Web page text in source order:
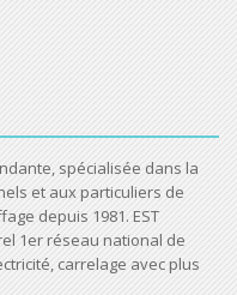
spécialisée dans la
et aux particuliers de
depuis 1981. EST
1er réseau national de
carrelage avec plus